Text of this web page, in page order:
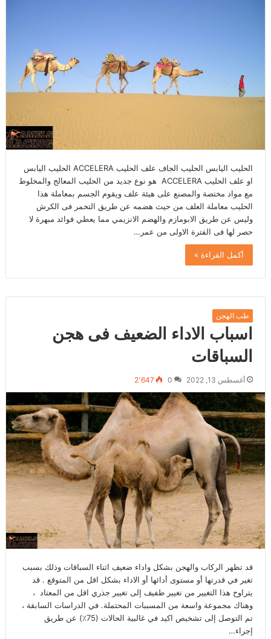
الحليب اليابس الحليب الجاف علف الحليب ACCELERA الحليب اليابس
او علف الحليب ACCELERA هو نوع جديد من الحليب المعالج والمخلوط
مع مواد مختصة والمصنع على هيئة علف ويقوم الجسم بمعاملة هذا
الحليب معاملة العلف من حيث هضمه عن طريق التخمر فى الكرش
وليس عن طريق الابومازم والهضم الانزيمي مما يعطي فوائد مبهرة لا
حصر لها فى الفترة الاولى من عمر…
أكمل القراءة »
طب الهجن
اسباب الاداء الضعيف فى هجن
السباقات
أغسطس 13, 2022 0 2٬647
قد تظهر الركاب والهجن بشكل واداء ضعيف اثناء السباقات وذلك بسبب
تغير في قدرتها أو مستوى أدائها أو الاداء بشكل اقل من المتوقع . قد
يتراوح هذا التغيير من تغيير طفيف إلى تغيير جذري اقل من المعتاد ،
وهناك مجموعة واسعة من المسببات المحتملة. في الدراسات السابقة ،
تم التوصل إلى تشخيص اكيد في غالبية الحالات (75٪) عن طريق
إجراء…